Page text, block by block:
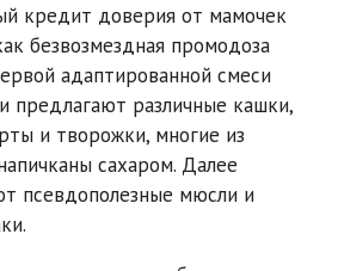
кредит доверия от мамочек
безвозмездная промодоза
адаптированной смеси
предлагают различные кашки,
и творожки, многие из
сахаром. Далее
псевдополезные мюсли и